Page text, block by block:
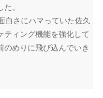
。
白さにハマっていた佐久
ティング機能を強化して
めりに飛び込んでいき